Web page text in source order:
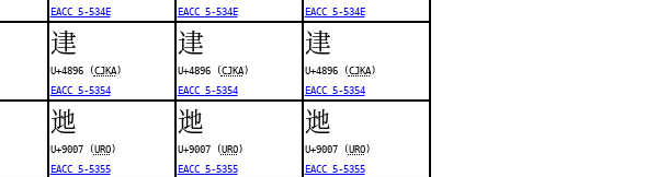
EACC 5-534E
EACC 5-534E
EACC 5-534E
䢖
U+4896 (CJKA)
EACC 5-5354
䢖
U+4896 (CJKA)
EACC 5-5354
䢖
U+4896 (CJKA)
EACC 5-5354
逇
U+9007 (URO)
EACC 5-5355
逇
U+9007 (URO)
EACC 5-5355
逇
U+9007 (URO)
EACC 5-5355